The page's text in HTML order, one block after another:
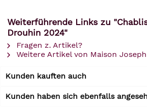
Weiterführende Links zu
Drouhin 2024"
Fragen z. Artikel?
Weitere Artikel von Maison
Kunden kauften auch
Kunden haben sich ebenfalls